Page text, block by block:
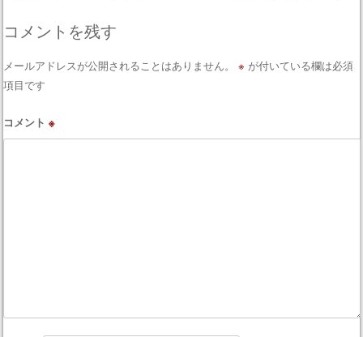
Post navigation
コメントを残す
メールアドレスが公開されることはありません。 ※ が付いている欄は必須
項目です
コメント※